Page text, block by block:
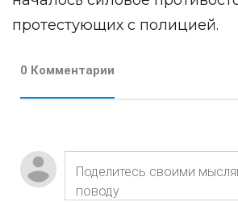
протестующих с полицией.
0 Комментарии